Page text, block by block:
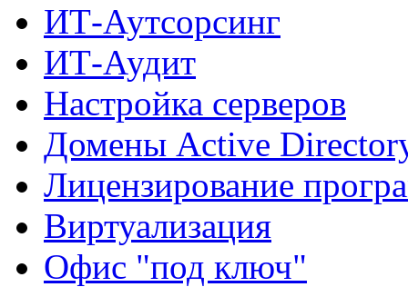
ИТ-Аутсорсинг
ИТ-Аудит
Настройка серверов
Домены Active
Лицензирование
Виртуализация
Офис "под ключ"